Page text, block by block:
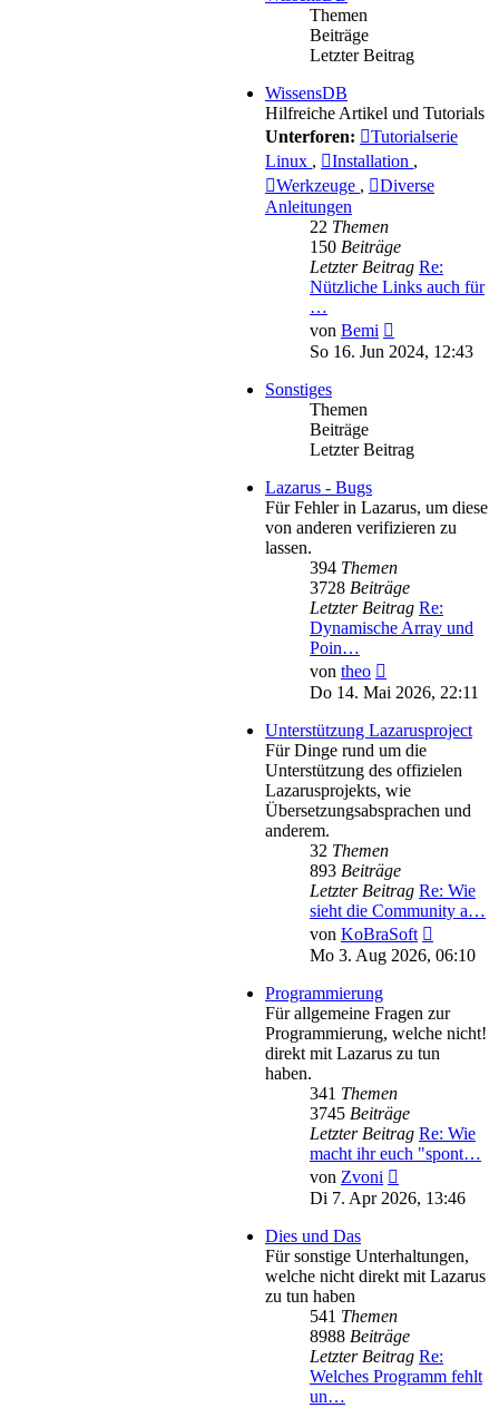
Themen
Beiträge
Letzter Beitrag
WissensDB
Hilfreiche Artikel und Tutorials
Unterforen:
Tutorialserie
Linux , Installation ,
Werkzeuge ,
Diverse
Anleitungen
22 Themen
150 Beiträge
Letzter Beitrag Re:
Nützliche Links auch für
…
von Bemi
Beitrag
So 16. Jun 2024, 12:43
Sonstiges
Themen
Beiträge
Letzter Beitrag
Lazarus - Bugs
Für Fehler in Lazarus, um diese
von anderen verifizieren zu
lassen.
394 Themen
3728 Beiträge
Letzter Beitrag Re:
Dynamische Array und
Poin…
von theo
Beitrag
Do 14. Mai 2026, 22:11
Unterstützung Lazarusproject
Für Dinge rund um die
Unterstützung des offizielen
Lazarusprojekts, wie
Übersetzungsabsprachen und
anderem.
32 Themen
893 Beiträge
Letzter Beitrag Re: Wie
sieht die Community a…
von KoBraSoft
Beitrag
Mo 3. Aug 2026, 06:10
Programmierung
Für allgemeine Fragen zur
Programmierung, welche nicht!
direkt mit Lazarus zu tun
haben.
341 Themen
3745 Beiträge
Letzter Beitrag Re: Wie
macht ihr euch "spont…
von Zvoni
Beitrag
Di 7. Apr 2026, 13:46
Dies und Das
Für sonstige Unterhaltungen,
welche nicht direkt mit Lazarus
zu tun haben
541 Themen
8988 Beiträge
Letzter Beitrag Re:
Welches Programm fehlt
un…